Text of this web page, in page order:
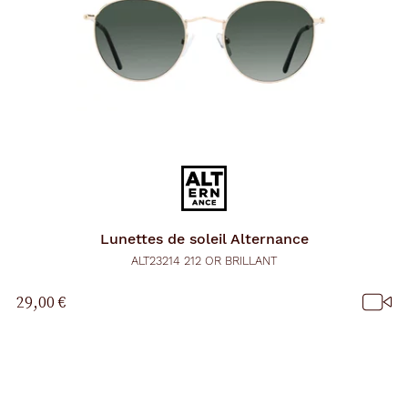
Lunettes de soleil Alternance
ALT23214 212 OR BRILLANT
29,00 €